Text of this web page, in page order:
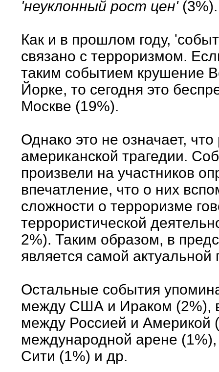
'неуклонный рост цен'(3%).
Как и в прошлом году,
связано с терроризмом.
таким событием крушение
Йорке, то сегодня это
Москве (19%).
Однако это не означает,
американской трагедии.
произвели на участников
впечатление, что о них
сложности о терроризме
террористической
2%). Таким образом, в
является самой
Остальные события
между США и Ираком (2%),
между Россией и Америкой
международной арене
Сити (1%) и др.